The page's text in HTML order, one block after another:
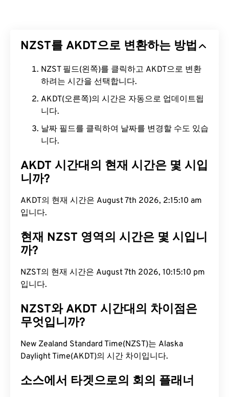
NZST를 AKDT으로 변환하는 방법
NZST 필드(왼쪽)를 클릭하고 AKDT으로 변환
하려는 시간을 선택합니다.
AKDT(오른쪽)의 시간은 자동으로 업데이트됩
니다.
날짜 필드를 클릭하여 날짜를 변경할 수도 있습
니다.
AKDT 시간대의 현재 시간은 몇 시입
니까?
AKDT의 현재 시간은 August 7th 2026, 2:15:11 am입
니다.
현재 NZST 영역의 시간은 몇 시입니
까?
NZST의 현재 시간은 August 7th 2026, 10:15:11 pm
입니다.
NZST와 AKDT 시간대의 차이점은
무엇입니까?
New Zealand Standard Time(NZST)는 Alaska
Daylight Time(AKDT)의 시간 차이입니다.
소스에서 타겟으로의 회의 플래너